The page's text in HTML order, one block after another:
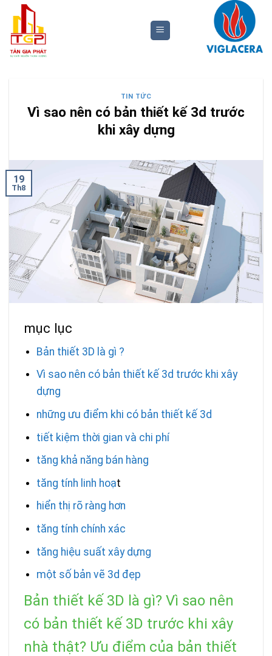
nội
dung
TIN TỨC
Vì sao nên có bản thiết kế 3d trước
khi xây dựng
19
Th8
mục lục
Bản thiết 3D là gì ?
Vì sao nên có bản thiết kế 3d trước khi xây
dựng
những ưu điểm khi có bản thiết kế 3d
tiết kiệm thời gian và chi phí
tăng khả năng bán hàng
tăng tính linh hoạt
hiển thị rõ ràng hơn
tăng tính chính xác
tăng hiệu suất xây dựng
một số bản vẽ 3d đẹp
Bản thiết kế 3D là gì? Vì sao nên
có bản thiết kế 3D trước khi xây
nhà thật? Ưu điểm của bản thiết